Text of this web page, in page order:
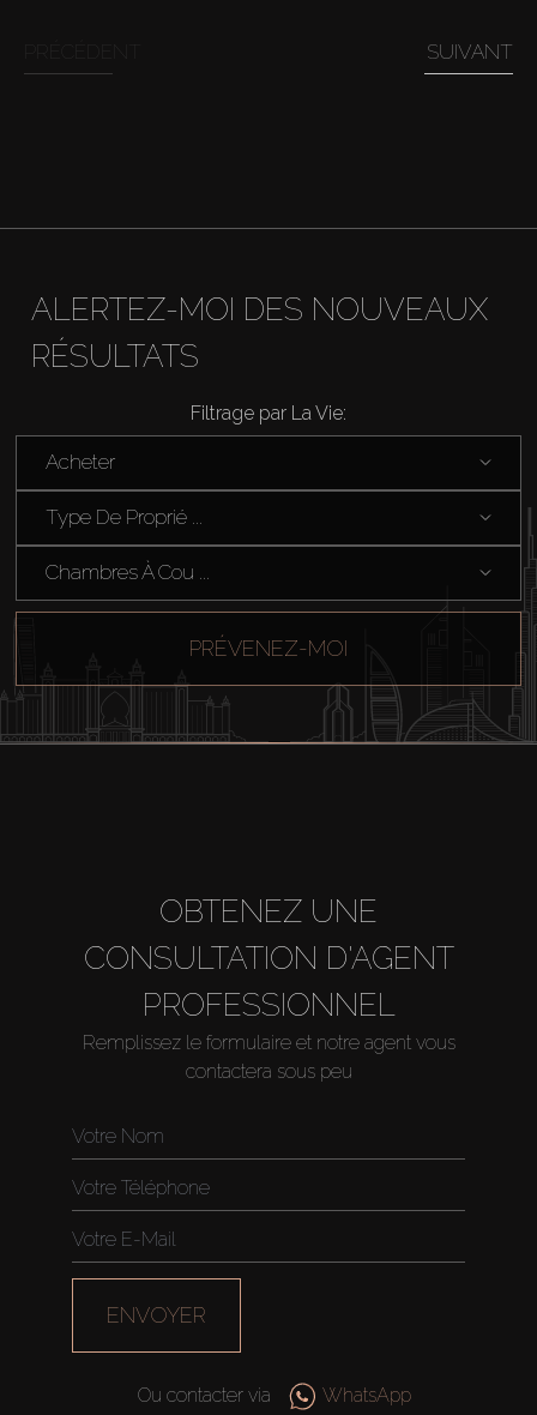
Agents
SUIVANT
ALERTEZ-MOI DES NOUVEAUX
RÉSULTATS
Filtrage par La Vie:
Acheter
Type De Proprié ...
Chambres À Cou ...
PRÉVENEZ-MOI
OBTENEZ UNE
CONSULTATION D'AGENT
PROFESSIONNEL
Remplissez le formulaire et notre agent vous
contactera sous peu
ENVOYER
Ou contacter via WhatsApp